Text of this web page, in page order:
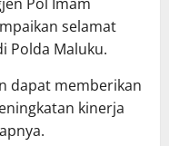
selamat
Polda Maluku.
dapat memberikan
kinerja